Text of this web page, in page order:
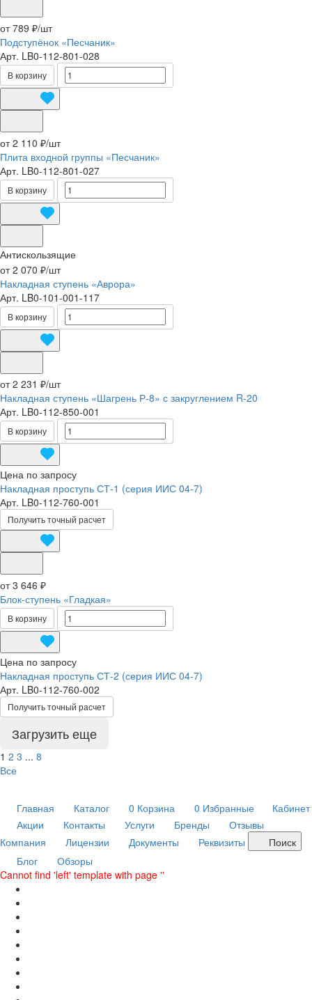
от 789 ₽/шт
Подступёнок «Песчаник»
Арт. LB0-112-801-028
В корзину
от 2 110 ₽/шт
Плита входной группы «Песчаник»
Арт. LB0-112-801-027
В корзину
Антискользящие
от 2 070 ₽/шт
Накладная ступень «Аврора»
Арт. LB0-101-001-117
В корзину
от 2 231 ₽/шт
Накладная ступень «Шагрень Р-8» с закруглением R-20
Арт. LB0-112-850-001
В корзину
Цена по запросу
Накладная проступь СТ-1 (серия ИИС 04-7)
Арт. LB0-112-760-001
Получить точный расчет
от 3 646 ₽
Блок-ступень «Гладкая»
В корзину
Цена по запросу
Накладная проступь СТ-2 (серия ИИС 04-7)
Арт. LB0-112-760-002
Получить точный расчет
Загрузить еще
1 2 3 ... 8
Все
Главная Каталог 0 Корзина 0 Избранные
Кабинет
Акции
Контакты Услуги Бренды
Отзывы
Компания
Лицензии Документы Реквизиты
Поиск
Блог
Обзоры
Cannot find 'left' template with page ''